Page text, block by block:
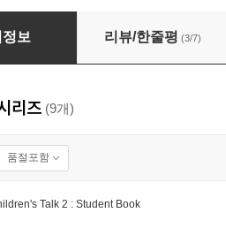
Talk 2 : Student Book
정보 리뷰/한줄평 (3/7)
리즈 (9개)
품절포함
Talk 2 : Student Book